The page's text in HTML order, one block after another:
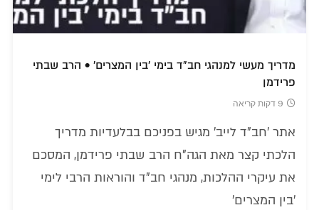
מדריך מעשי למנהגי חב"ד בימי 'בין המצרים' • הרב שבתי
פרידמן
9 דקות קריאה
אתר 'חב"ד לייב' מגיש בפניכם בבלעדיות מדריך
הלכתי קצר מאת הגה"ח הרב שבתי פרידמן, המסכם
את עיקרי ההלכות, מנהגי חב"ד והוראות הרבי לימי
'בין המצרים'